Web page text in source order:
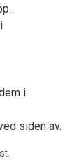
i
siden av.